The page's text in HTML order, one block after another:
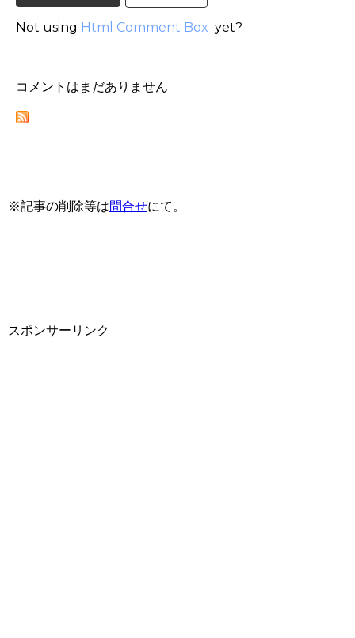
Not using Html Comment Box yet?
コメントはまだありません
※記事の削除等は問合せにて。
スポンサーリンク